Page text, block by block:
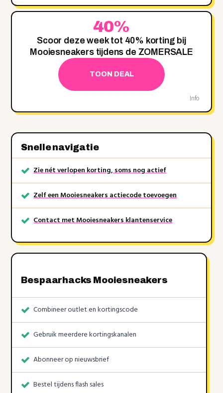
40%
Scoor deze week tot 40% korting bij
Mooiesneakers tijdens de ZOMERSALE
TOON DEAL
Info
Snelle navigatie
Zie nét verlopen korting, soms nog actief
Zelf een Mooiesneakers actiecode toevoegen
Contact met Mooiesneakers klantenservice
Bespaarhacks Mooiesneakers
Combineer outlet en kortingscode
Gebruik meerdere kortingskanalen
Abonneer op nieuwsbrief
Bestel tijdens flash sales